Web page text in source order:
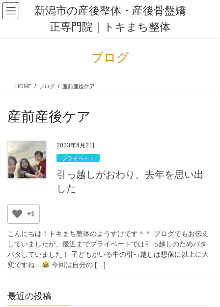
コ
ン
ナ
ビ
新潟市の産後整体・産後骨盤矯
正専門院｜トキまち整体
ブログ
HOME ブログ 産前産後ケア
産前産後ケア
2023年4月2日
プライベート
引っ越しがおわり、去年を思い出
した
+1
こんにちは！トキまち整体のようすけです＾＾ ブログでもお伝え
していましたが、最近までプライベートでは引っ越しのためバタ
バタしていました！ 子どもがいる中の引っ越しは想像に以上に大
変ですね…
今回は自分の […]
最近の投稿